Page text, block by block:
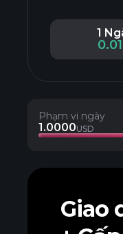
1
Phạm vi ngày
1.0000USD
Giao